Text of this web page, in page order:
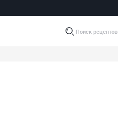
Поиск рецептов